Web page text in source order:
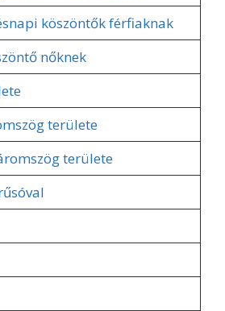
köszöntők férfiaknak
nőknek
területe
területe